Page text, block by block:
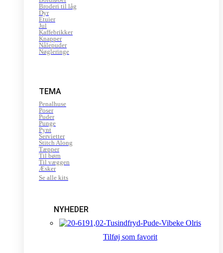
Broderi til låg
Dyr
Etuier
Jul
Kaffebrikker
Knapper
Nålepuder
Nøgleringe
TEMA
Penalhuse
Poser
Puder
Punge
Pynt
Servietter
Stitch Along
Tæpper
Til børn
Til væggen
Æsker
Se alle kits
NYHEDER
Tilføj som favorit